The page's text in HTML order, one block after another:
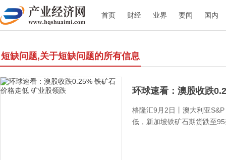
首页 财经 业界 要闻 国内
短缺问题,关于短缺问题的所有信息
环球速看：澳股收跌
格隆汇9月2日丨澳大利亚
低，新加坡铁矿石期货跌至